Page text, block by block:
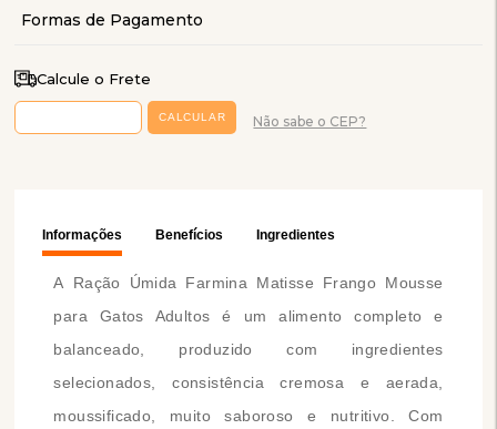
Calcule o Frete
Não sabe o CEP?
Informações Benefícios Ingredientes
A Ração Úmida Farmina Matisse Frango Mousse
para Gatos Adultos é um alimento completo e
balanceado, produzido com ingredientes
selecionados, consistência cremosa e aerada,
moussificado, muito saboroso e nutritivo. Com